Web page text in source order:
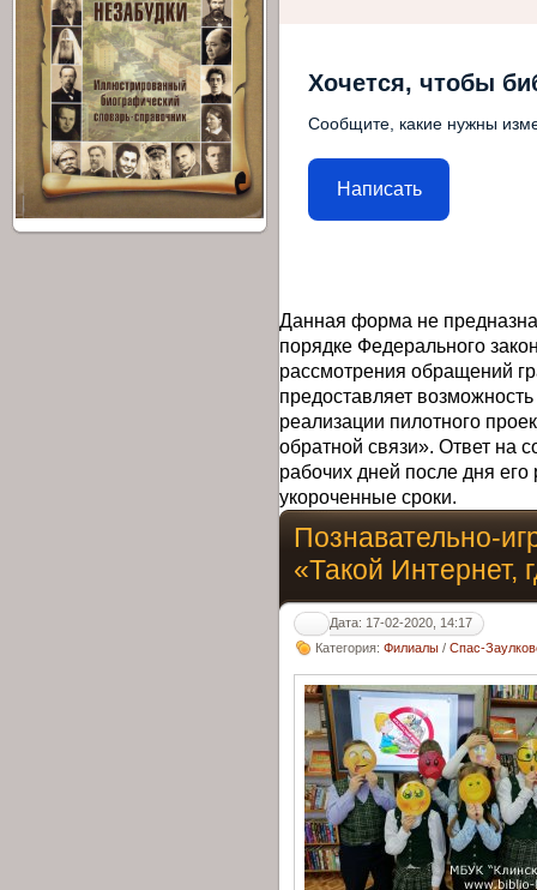
Хочется, чтобы
Сообщите, какие нужны
Написать
Данная форма не
порядке Федерального
рассмотрения обращений
предоставляет
реализации пилотного
обратной связи». Ответ на
рабочих дней после дня
укороченные сроки.
Познавательно-
«Такой Интернет,
Дата: 17-02-2020, 14:17
Категория: Филиалы / Спас-